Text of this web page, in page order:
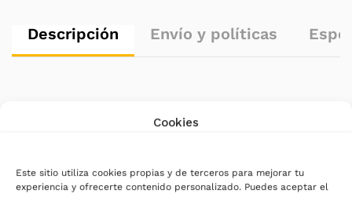
Cookies
Este sitio utiliza cookies propias y de terceros para mejorar tu
experiencia y ofrecerte contenido personalizado. Puedes aceptar el
Descripción Envío y políticas